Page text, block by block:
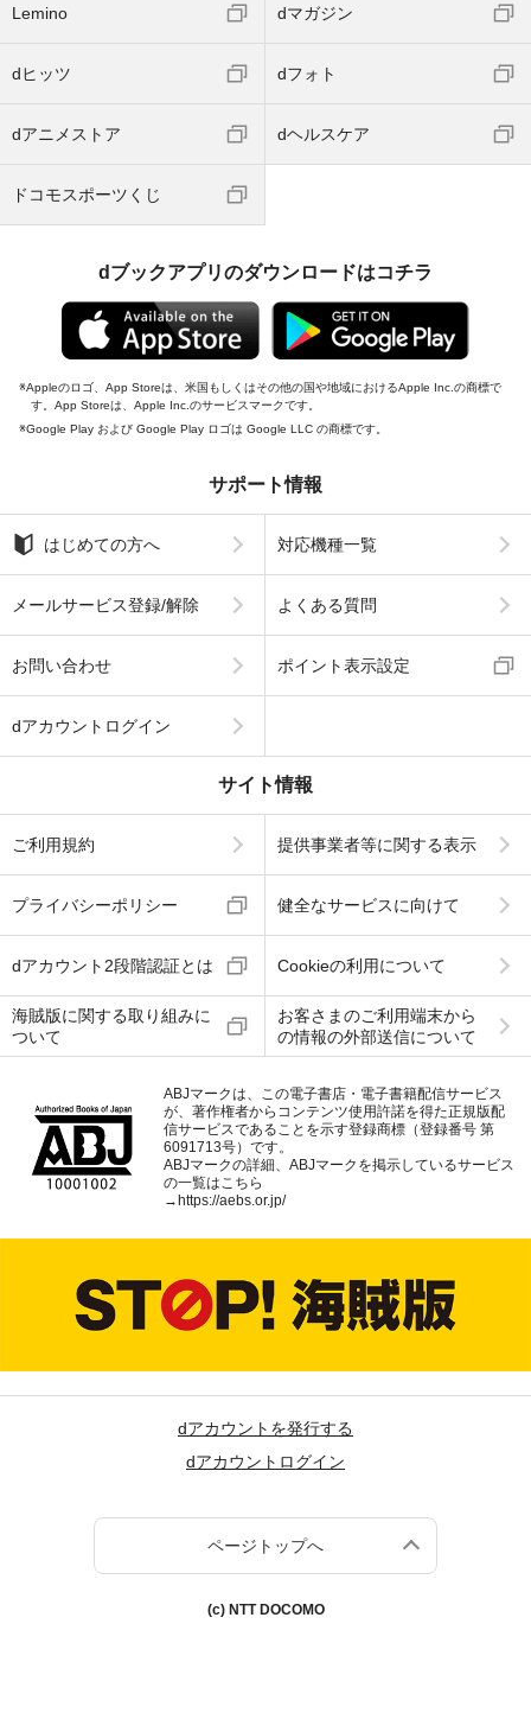
Lemino dマガジン
dヒッツ dフォト
dアニメストア dヘルスケア
ドコモスポーツくじ
dブックアプリのダウンロードはコチラ
Appleのロゴ、App Storeは、米国もしくはその他の国や地域におけるApple Inc.の商標で
す。App Storeは、Apple Inc.のサービスマークです。
Google Play および Google Play ロゴは Google LLC の商標です。
サポート情報
はじめての方へ 対応機種一覧
メールサービス登録/解除 よくある質問
お問い合わせ ポイント表示設定
dアカウントログイン
サイト情報
ご利用規約 提供事業者等に関する表示
プライバシーポリシー 健全なサービスに向けて
dアカウント2段階認証とは Cookieの利用について
海賊版に関する取り組みに
ついて
お客さまのご利用端末から
の情報の外部送信について
ABJマークは、この電子書店・電子書籍配信サービス
が、著作権者からコンテンツ使用許諾を得た正規版配
信サービスであることを示す登録商標（登録番号 第
6091713号）です。
ABJマークの詳細、ABJマークを掲示しているサービス
の一覧はこちら
→ https://aebs.or.jp/
dアカウントを発行する
dアカウントログイン
ページトップへ
(c) NTT DOCOMO